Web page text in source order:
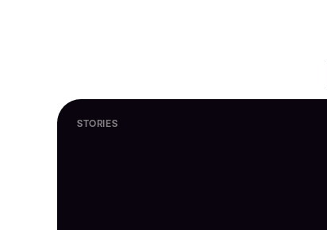
STORIES